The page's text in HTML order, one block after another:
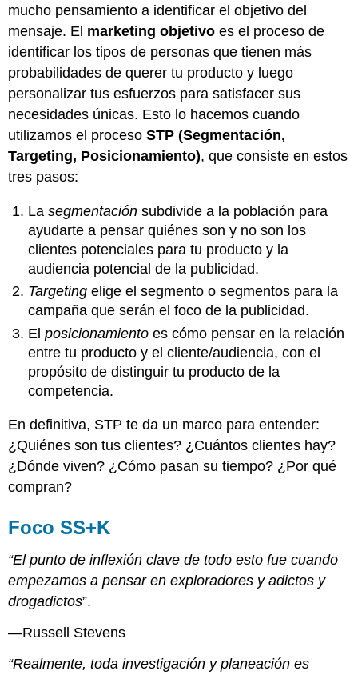
mucho pensamiento a identificar el objetivo del
mensaje. El marketing objetivo es el proceso de
identificar los tipos de personas que tienen más
probabilidades de querer tu producto y luego
personalizar tus esfuerzos para satisfacer sus
necesidades únicas. Esto lo hacemos cuando
utilizamos el procesoSTP (Segmentación,
Targeting, Posicionamiento), que consiste en estos
tres pasos:
Lasegmentación subdivide a la población para
ayudarte a pensar quiénes son y no son los
clientes potenciales para tu producto y la
audiencia potencial de la publicidad.
Targeting elige el segmento o segmentos para la
campaña que serán el foco de la publicidad.
Elposicionamiento es cómo pensar en la relación
entre tu producto y el cliente/audiencia, con el
propósito de distinguir tu producto de la
competencia.
En definitiva, STP te da un marco para entender:
¿Quiénes son tus clientes? ¿Cuántos clientes hay?
¿Dónde viven? ¿Cómo pasan su tiempo? ¿Por qué
compran?
Foco SS+K
“El punto de inflexión clave de todo esto fue cuando
empezamos a pensar en exploradores y adictos y
drogadictos”.
—Russell Stevens
“Realmente, toda investigación y planeación es